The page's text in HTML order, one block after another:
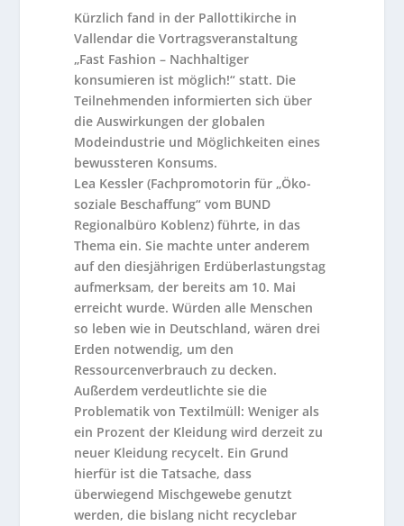
Kürzlich fand in der Pallottikirche in
Vallendar die Vortragsveranstaltung
„Fast Fashion – Nachhaltiger
konsumieren ist möglich!“ statt. Die
Teilnehmenden informierten sich über
die Auswirkungen der globalen
Modeindustrie und Möglichkeiten eines
bewussteren Konsums.
Lea Kessler (Fachpromotorin für „Öko-
soziale Beschaffung“ vom BUND
Regionalbüro Koblenz) führte, in das
Thema ein. Sie machte unter anderem
auf den diesjährigen Erdüberlastungstag
aufmerksam, der bereits am 10. Mai
erreicht wurde. Würden alle Menschen
so leben wie in Deutschland, wären drei
Erden notwendig, um den
Ressourcenverbrauch zu decken.
Außerdem verdeutlichte sie die
Problematik von Textilmüll: Weniger als
ein Prozent der Kleidung wird derzeit zu
neuer Kleidung recycelt. Ein Grund
hierfür ist die Tatsache, dass
überwiegend Mischgewebe genutzt
werden, die bislang nicht recyclebar